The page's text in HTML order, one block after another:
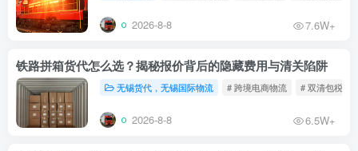
2026-8-8 7.6W+
铁路拼箱货代怎么选？揭秘报价背后的隐藏费用与清关陷阱
无锡货代，无锡国际物流 # 跨境电商物流 # 双清包税
2026-8-8 6.5W+